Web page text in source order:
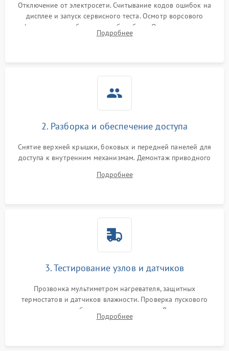
Отключение от электросети. Считывание кодов ошибок на
дисплее и запуск сервисного теста. Осмотр ворсового
фильтра, теплообменника и барабана. Опрос клиента о
неисправностях (не сушит, не крутит барабан, сильно шумит
Подробнее
2. Разборка и обеспечение доступа
Снятие верхней крышки, боковых и передней панелей для
доступа к внутренним механизмам. Демонтаж приводного
Обеспечение свободного доступа к ТЭНу, компрессору,
Подробнее
3. Тестирование узлов и датчиков
Прозвонка мультиметром нагревателя, защитных
термостатов и датчиков влажности. Проверка пускового
конденсатора, обмоток мотора и помпы. Для машин с
тепловым насосом — диагностика работы компрессора и
Подробнее